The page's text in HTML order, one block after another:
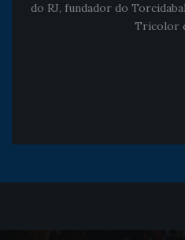
do RJ, fundador do
Tricolor